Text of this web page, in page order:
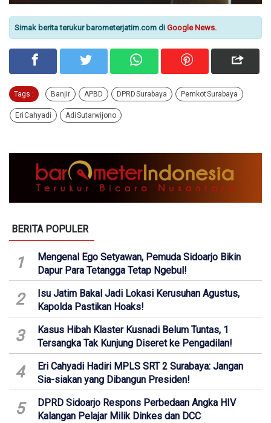
Simak berita terukur barometerjatim.com di Google News.
Tags : Banjir APBD DPRD Surabaya Pemkot Surabaya
Eri Cahyadi Adi Sutarwijono
BERITA POPULER
1
Mengenal Ego Setyawan, Pemuda Sidoarjo Bikin
Dapur Para Tetangga Tetap Ngebul!
2
Isu Jatim Bakal Jadi Lokasi Kerusuhan Agustus,
Kapolda Pastikan Hoaks!
3
Kasus Hibah Klaster Kusnadi Belum Tuntas, 1
Tersangka Tak Kunjung Diseret ke Pengadilan!
4
Eri Cahyadi Hadiri MPLS SRT 2 Surabaya: Jangan
Sia-siakan yang Dibangun Presiden!
5
DPRD Sidoarjo Respons Perbedaan Angka HIV
Kalangan Pelajar Milik Dinkes dan DCC